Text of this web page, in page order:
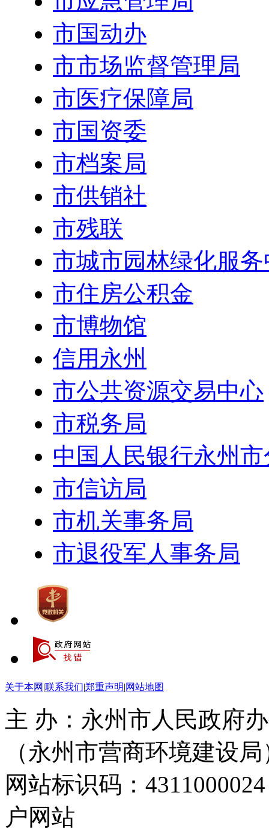
市国动办
市市场监督管理局
市医疗保障局
市国资委
市档案局
市供销社
市残联
市城市园林绿化服
市住房公积金
市博物馆
信用永州
市公共资源交易中心
市税务局
中国人民银行永州
市信访局
市机关事务局
市退役军人事务局
关于本网 |联系我们|郑重声明|网站地图
主 办：永州市人民政府
（永州市营商环境建设局
网站标识码：
户网站